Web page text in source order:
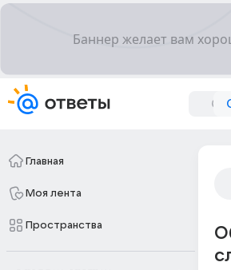
Главная
Моя лента
Пространства